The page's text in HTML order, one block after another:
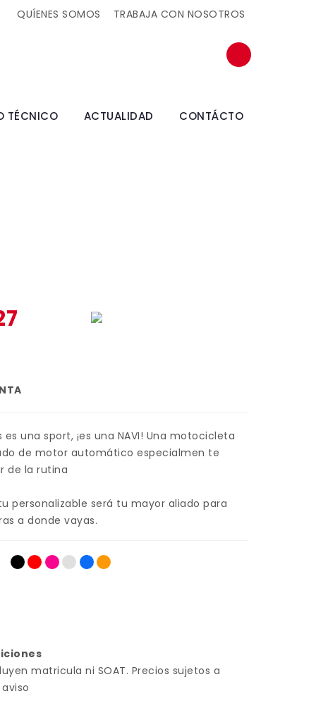
QUÍENES SOMOS TRABAJA CON NOSOTROS
TÉCNICO ACTUALIDAD CONTÁCTO
es una sport, ¡es una NAVI! Una motocicleta
de motor automático especialmen te
de la rutina
personalizable será tu mayor aliado para
a donde vayas.
matricula ni SOAT. Precios sujetos a